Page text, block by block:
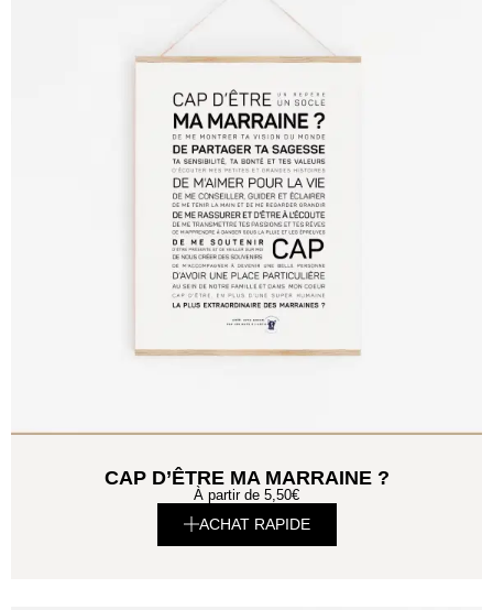
CAP D’ÊTRE MA MARRAINE ?
À partir de 5,50€
ACHAT RAPIDE